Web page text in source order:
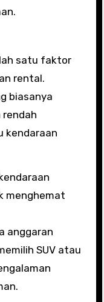
satu faktor
rental.
biasanya
rendah
kendaraan
menghemat
anggaran
SUV atau